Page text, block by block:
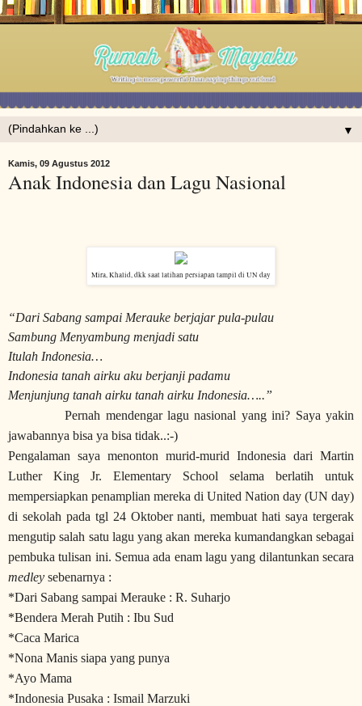
▼
Kamis, 09 Agustus 2012
Anak Indonesia dan Lagu Nasional
Mira, Khalid, dkk saat latihan persiapan tampil di UN day
“Dari Sabang sampai Merauke berjajar pula-pulau
Sambung Menyambung menjadi satu
Itulah Indonesia…
Indonesia tanah airku aku berjanji padamu
Menjunjung tanah airku tanah airku Indonesia…..”
Pernah mendengar lagu nasional yang ini? Saya yakin
jawabannya bisa ya bisa tidak..:-)
Pengalaman saya menonton murid-murid Indonesia dari Martin
Luther King Jr. Elementary School selama berlatih untuk
mempersiapkan penamplian mereka di United Nation day (UN day)
di sekolah pada tgl 24 Oktober nanti, membuat hati saya tergerak
mengutip salah satu lagu yang akan mereka kumandangkan sebagai
pembuka tulisan ini. Semua ada enam lagu yang dilantunkan secara
medley sebenarnya :
*Dari Sabang sampai Merauke : R. Suharjo
*Bendera Merah Putih : Ibu Sud
*Caca Marica
*Nona Manis siapa yang punya
*Ayo Mama
*Indonesia Pusaka : Ismail Marzuki